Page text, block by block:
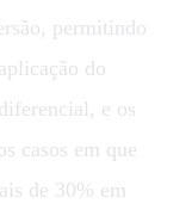
permitindo
do
e os
casos em que
de 30% em